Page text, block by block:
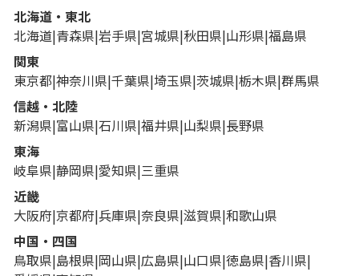
北海道・東北
北海道 青森県 岩手県 宮城県 秋田県 山形県 福島県
関東
東京都 神奈川県 千葉県 埼玉県 茨城県 栃木県 群馬県
信越・北陸
新潟県 富山県 石川県 福井県 山梨県 長野県
東海
岐阜県 静岡県 愛知県 三重県
近畿
大阪府 京都府 兵庫県 奈良県 滋賀県 和歌山県
中国・四国
鳥取県 島根県 岡山県 広島県 山口県 徳島県 香川県